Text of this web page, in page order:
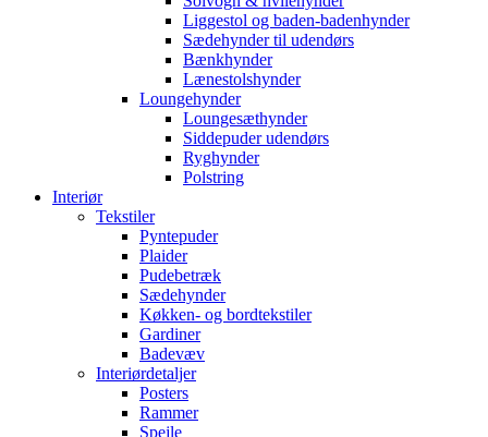
Liggestol og baden-badenhynder
Sædehynder til udendørs
Bænkhynder
Lænestolshynder
Loungehynder
Loungesæthynder
Siddepuder udendørs
Ryghynder
Polstring
Interiør
Tekstiler
Pyntepuder
Plaider
Pudebetræk
Sædehynder
Køkken- og bordtekstiler
Gardiner
Badevæv
Interiørdetaljer
Posters
Rammer
Spejle